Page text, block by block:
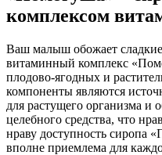
комплексом
Ваш малыш обожает
витаминный комплекс
плодово-ягодных и
компоненты являются
для растущего организма и
целебного средства, что
нраву доступность сиропа
вполне приемлема для